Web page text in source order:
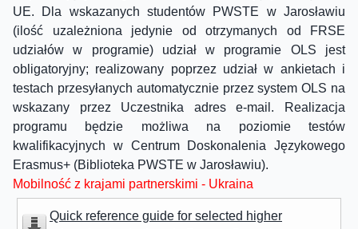
UE. Dla wskazanych studentów PWSTE w Jarosławiu
(ilość uzależniona jedynie od otrzymanych od FRSE
udziałów w programie) udział w programie OLS jest
obligatoryjny; realizowany poprzez udział w ankietach i
testach przesyłanych automatycznie przez system OLS na
wskazany przez Uczestnika adres e-mail. Realizacja
programu będzie możliwa na poziomie testów
kwalifikacyjnych w Centrum Doskonalenia Językowego
Erasmus+ (Biblioteka PWSTE w Jarosławiu).
Mobilność z krajami partnerskimi - Ukraina
Quick reference guide for selected higher